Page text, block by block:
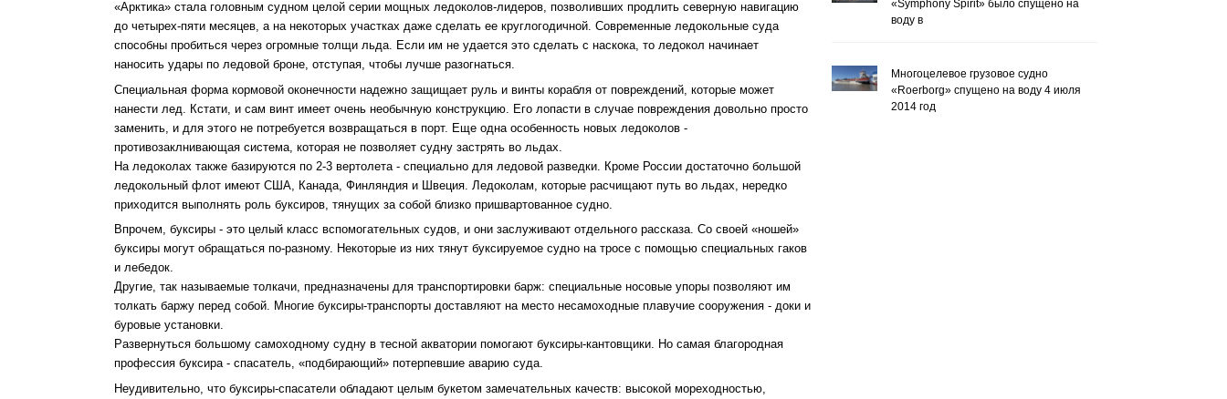
«Арктика» стала головным судном целой серии мощных ледоколов-лидеров, позволивших продлить северную навигацию
до четырех-пяти месяцев, а на некоторых участках даже сделать ее круглогодичной. Современные ледокольные суда
способны пробиться через огромные толщи льда. Если им не удается это сделать с наскока, то ледокол начинает
наносить удары по ледовой броне, отступая, чтобы лучше разогнаться.
Специальная форма кормовой оконечности надежно защищает руль и винты корабля от повреждений, которые может
нанести лед. Кстати, и сам винт имеет очень необычную конструкцию. Его лопасти в случае повреждения довольно просто
заменить, и для этого не потребуется возвращаться в порт. Еще одна особенность новых ледоколов -
противозаклнивающая система, которая не позволяет судну застрять во льдах.
На ледоколах также базируются по 2-3 вертолета - специально для ледовой разведки. Кроме России достаточно большой
ледокольный флот имеют США, Канада, Финляндия и Швеция. Ледоколам, которые расчищают путь во льдах, нередко
приходится выполнять роль буксиров, тянущих за собой близко пришвартованное судно.
Впрочем, буксиры - это целый класс вспомогательных судов, и они заслуживают отдельного рассказа. Со своей «ношей»
буксиры могут обращаться по-разному. Некоторые из них тянут буксируемое судно на тросе с помощью специальных гаков
и лебедок.
Другие, так называемые толкачи, предназначены для транспортировки барж: специальные носовые упоры позволяют им
толкать баржу перед собой. Многие буксиры-транспорты доставляют на место несамоходные плавучие сооружения - доки и
буровые установки.
Развернуться большому самоходному судну в тесной акватории помогают буксиры-кантовщики. Но самая благородная
профессия буксира - спасатель, «подбирающий» потерпевшие аварию суда.
Неудивительно, что буксиры-спасатели обладают целым букетом замечательных качеств: высокой мореходностью,
«Symphony Spirit» было спущено на
воду в
Многоцелевое грузовое судно
«Roerborg» спущено на воду 4 июля
2014 год